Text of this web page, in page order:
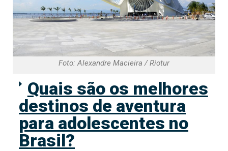
Foto: Alexandre Macieira / Riotur
Quais são os melhores
destinos de aventura
para adolescentes no
Brasil?